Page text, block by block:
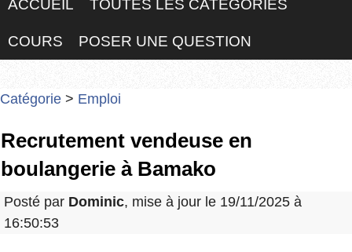
ACCUEIL TOUTES LES CATÉGORIES
COURS POSER UNE QUESTION
Catégorie > Emploi
Recrutement vendeuse en
boulangerie à Bamako
Posté par Dominic, mise à jour le 19/11/2025 à
16:50:53